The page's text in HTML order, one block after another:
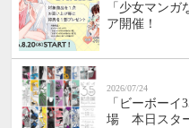
「少女マン
ア開催！
2026/07/24
「ビーボーイ
場 本日スタ